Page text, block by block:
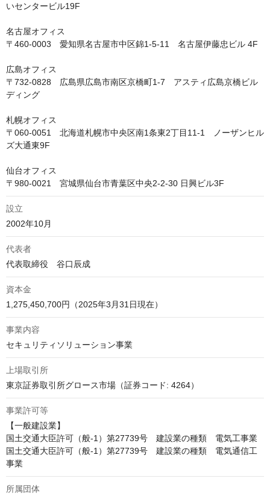
いセンタービル19F
名古屋オフィス
〒460-0003　愛知県名古屋市中区錦1-5-11　名古屋伊藤忠ビル 4F
広島オフィス
〒732-0828　広島県広島市南区京橋町1-7　アスティ広島京橋ビル
ディング
札幌オフィス
〒060-0051　北海道札幌市中央区南1条東2丁目11-1　ノーザンヒル
ズ大通東9F
仙台オフィス
〒980-0021　宮城県仙台市青葉区中央2-2-30 日興ビル3F
設立
2002年10月
代表者
代表取締役　谷口辰成
資本金
1,275,450,700円（2025年3月31日現在）
事業内容
セキュリティソリューション事業
上場取引所
東京証券取引所グロース市場（証券コード: 4264）
事業許可等
【一般建設業】
国土交通大臣許可（般-1）第27739号　建設業の種類　電気工事業
国土交通大臣許可（般-1）第27739号　建設業の種類　電気通信工
事業
所属団体